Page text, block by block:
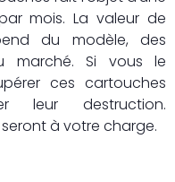
mois. La valeur de
du modèle, des
marché. Si vous le
ces cartouches
leur destruction.
à votre charge.